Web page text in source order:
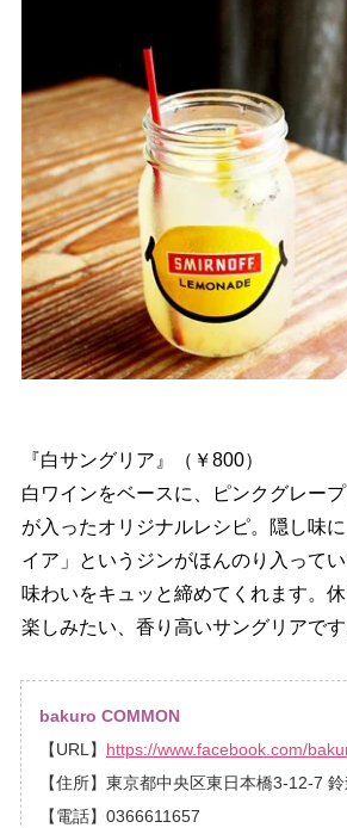
『白サングリア』（￥800）
白ワインをベースに、ピンクグレー
が入ったオリジナルレシピ。隠し味
イア」というジンがほんのり入って
味わいをキュッと締めてくれます。
楽しみたい、香り高いサングリアです
bakuro COMMON
【URL】 https://www.facebook.com/
【住所】東京都中央区東日本橋3-12-7
【電話】0366611657